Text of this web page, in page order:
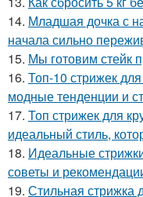
14. Младшая дочка с
начала сильно
15. Мы готовим стейк
16. Топ-10 стрижек
модные тенденции и
17. Топ стрижек для
идеальный стиль,
18. Идеальные
советы и
19. Стильная стрижка